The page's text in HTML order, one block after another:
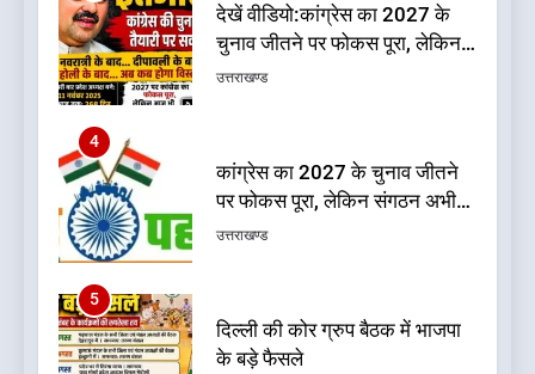
कांग्रेस का 2027 के चुनाव जीतने
पर फोकस पूरा, लेकिन संगठन अभी
भी अधूरा
उत्तराखण्ड
5
दिल्ली की कोर ग्रुप बैठक में भाजपा
के बड़े फैसले
उत्तराखण्ड
6
ऑरेंज अलर्ट के बीच डीएम का बड़ा
फैसला, कल देहरादून में स्कूल बंद